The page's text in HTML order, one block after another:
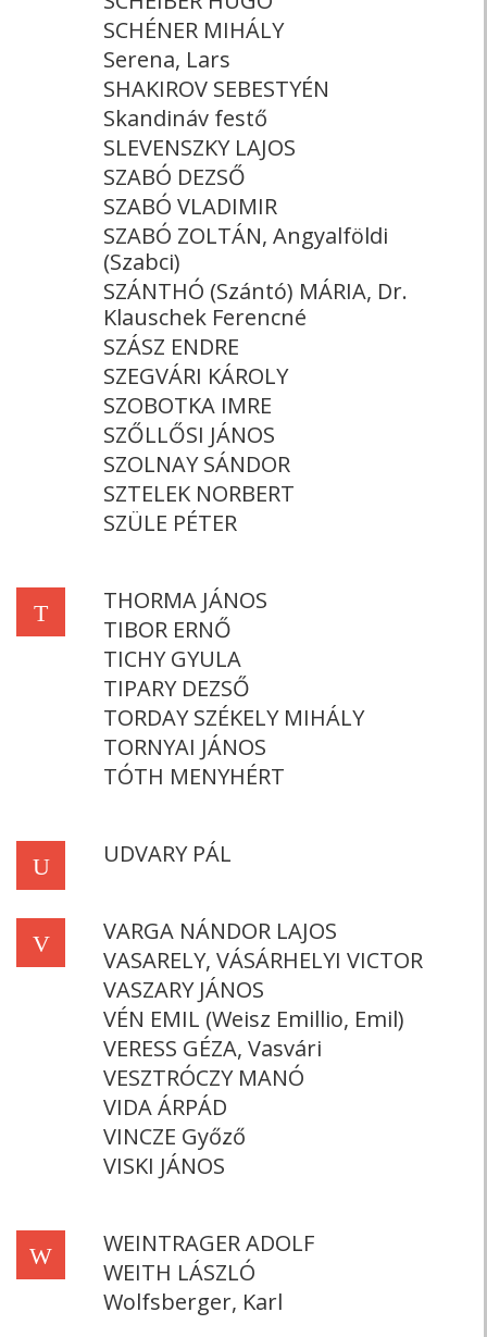
SCHÉNER MIHÁLY
Serena, Lars
SHAKIROV SEBESTYÉN
Skandináv festő
SLEVENSZKY LAJOS
SZABÓ DEZSŐ
SZABÓ VLADIMIR
SZABÓ ZOLTÁN, Angyalföldi
(Szabci)
SZÁNTHÓ (Szántó) MÁRIA, Dr.
Klauschek Ferencné
SZÁSZ ENDRE
SZEGVÁRI KÁROLY
SZOBOTKA IMRE
SZŐLLŐSI JÁNOS
SZOLNAY SÁNDOR
SZTELEK NORBERT
SZÜLE PÉTER
T
THORMA JÁNOS
TIBOR ERNŐ
TICHY GYULA
TIPARY DEZSŐ
TORDAY SZÉKELY MIHÁLY
TORNYAI JÁNOS
TÓTH MENYHÉRT
U UDVARY PÁL
V
VARGA NÁNDOR LAJOS
VASARELY, VÁSÁRHELYI VICTOR
VASZARY JÁNOS
VÉN EMIL (Weisz Emillio, Emil)
VERESS GÉZA, Vasvári
VESZTRÓCZY MANÓ
VIDA ÁRPÁD
VINCZE Győző
VISKI JÁNOS
W
WEINTRAGER ADOLF
WEITH LÁSZLÓ
Wolfsberger, Karl